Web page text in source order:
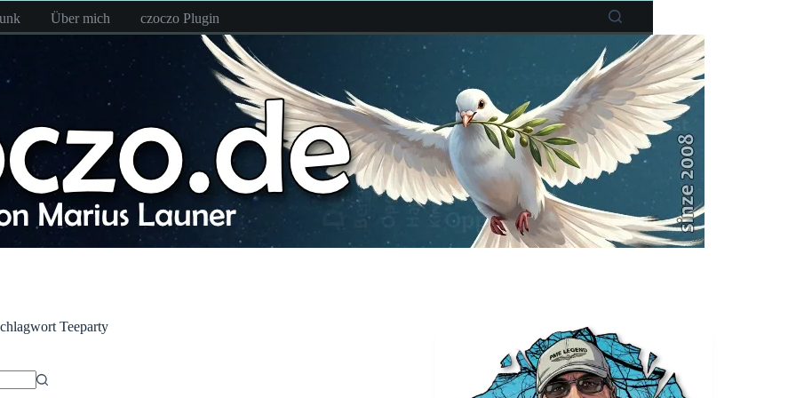
Über mich czoczo Plugin
Teeparty